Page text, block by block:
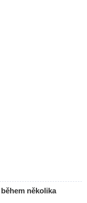
několika